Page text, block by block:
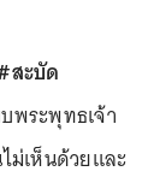
สะบัด
พระพุทธเจ้า
ม่เห็นด้วยและ